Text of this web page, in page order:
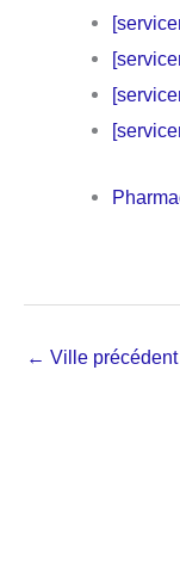
← Ville précédent